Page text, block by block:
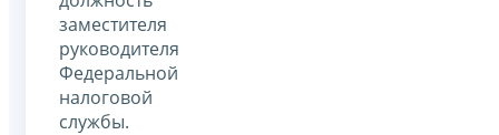
заместителя
руководителя
Федеральной
налоговой
службы.